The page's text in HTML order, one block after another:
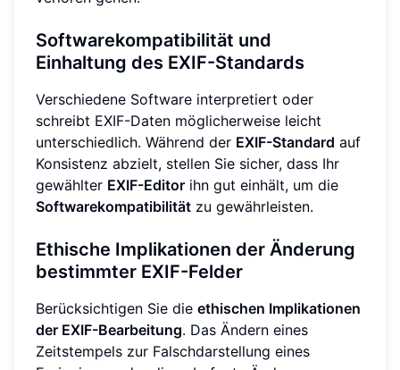
Softwarekompatibilität und
Einhaltung des EXIF-Standards
Verschiedene Software interpretiert oder
schreibt EXIF-Daten möglicherweise leicht
unterschiedlich. Während der EXIF-Standard auf
Konsistenz abzielt, stellen Sie sicher, dass Ihr
gewählter EXIF-Editor ihn gut einhält, um die
Softwarekompatibilität zu gewährleisten.
Ethische Implikationen der Änderung
bestimmter EXIF-Felder
Berücksichtigen Sie die ethischen Implikationen
der EXIF-Bearbeitung. Das Ändern eines
Zeitstempels zur Falschdarstellung eines